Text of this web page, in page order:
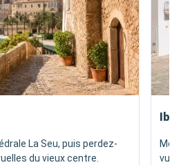
La Seu, puis perdez-
du vieux centre.